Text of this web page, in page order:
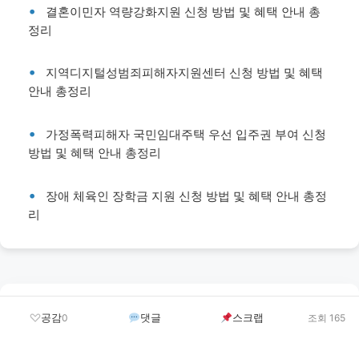
결혼이민자 역량강화지원 신청 방법 및 혜택 안내 총
정리
지역디지털성범죄피해자지원센터 신청 방법 및 혜택
안내 총정리
가정폭력피해자 국민임대주택 우선 입주권 부여 신청
방법 및 혜택 안내 총정리
장애 체육인 장학금 지원 신청 방법 및 혜택 안내 총정
리
공감0 댓글 스크랩 조회 165
정보마법사 미니스토리 챗지티미니 • •